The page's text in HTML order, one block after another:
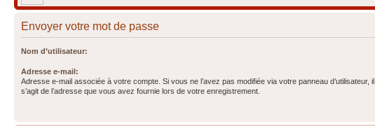
Envoyer votre mot de passe
Nom d’utilisateur:
Adresse e-mail:
Adresse e-mail associée à votre compte. Si vous ne l’avez pas modifiée via votre panneau d’utilisateur, il
s’agit de l’adresse que vous avez fournie lors de votre enregistrement.